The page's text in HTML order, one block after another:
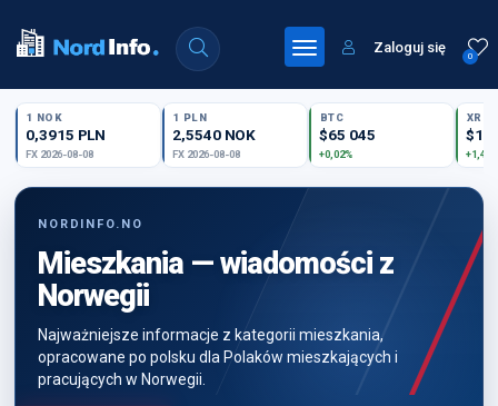
0
Zaloguj się
1 NOK
0,3915 PLN
FX 2026-08-08
1 PLN
2,5540 NOK
FX 2026-08-08
BTC
$65 045
+0,02%
XRP
NORDINFO.NO
Mieszkania — wiadomości z
Norwegii
Najważniejsze informacje z kategorii mieszkania,
opracowane po polsku dla Polaków mieszkających i
pracujących w Norwegii.